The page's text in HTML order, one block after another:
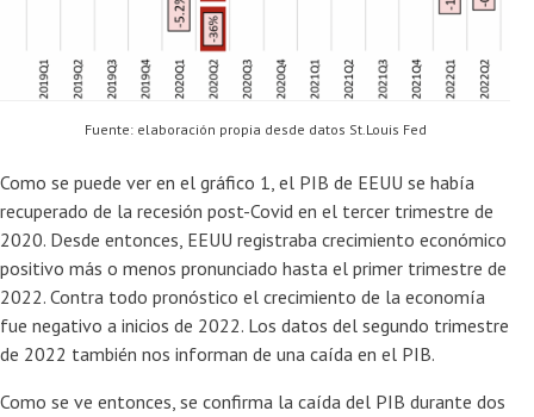
Fuente: elaboración propia desde datos St.Louis Fed
Como se puede ver en el gráfico 1, el PIB de EEUU se había
recuperado de la recesión post-Covid en el tercer trimestre de
2020. Desde entonces, EEUU registraba crecimiento económico
positivo más o menos pronunciado hasta el primer trimestre de
2022. Contra todo pronóstico el crecimiento de la economía
fue negativo a inicios de 2022. Los datos del segundo trimestre
de 2022 también nos informan de una caída en el PIB.
Como se ve entonces, se confirma la caída del PIB durante dos